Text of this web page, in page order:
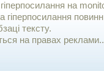
на
тексту.
на правах реклами..